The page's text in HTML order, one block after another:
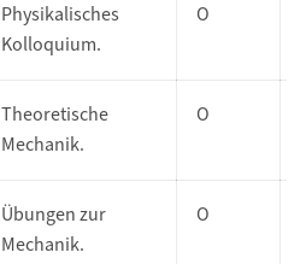
Physikalisches
Kolloquium.
O
Theoretische
Mechanik.
O
Übungen zur
Mechanik.
O